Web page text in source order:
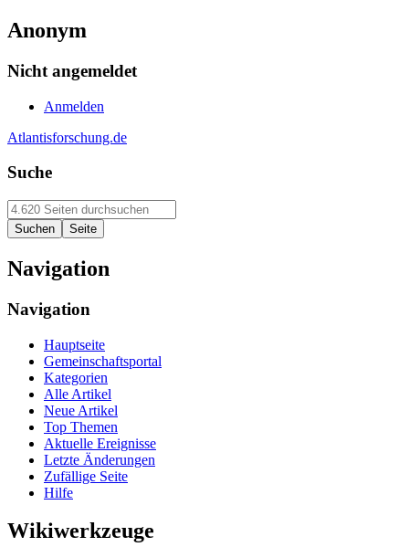
Anonym
Nicht angemeldet
Anmelden
Atlantisforschung.de
Suche
Navigation
Navigation
Hauptseite
Gemeinschaftsportal
Kategorien
Alle Artikel
Neue Artikel
Top Themen
Aktuelle Ereignisse
Letzte Änderungen
Zufällige Seite
Hilfe
Wikiwerkzeuge